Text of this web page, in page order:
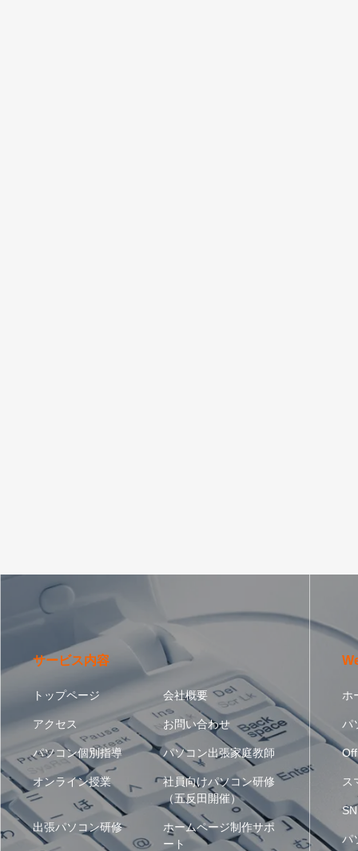
サービス内容
トップページ 会社概要
アクセス お問い合わせ
パソコン個別指導 パソコン出張家庭教師
オンライン授業
社員向けパソコン研修
（五反田開催）
出張パソコン研修
ホームページ制作サポ
ート
ホ
パ
ス
パ